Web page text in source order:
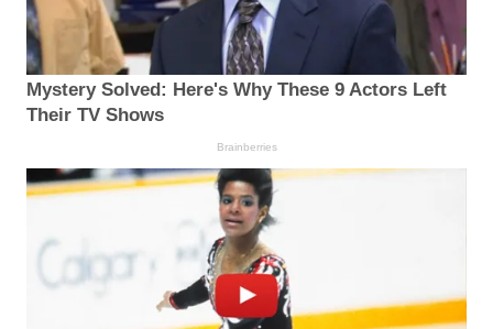
Mystery Solved: Here's Why These 9 Actors Left
Their TV Shows
Brainberries